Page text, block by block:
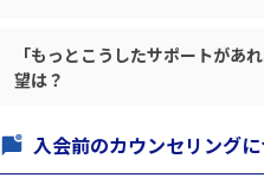
「もっとこうしたサポートがあ
望は？
入会前のカウンセリング